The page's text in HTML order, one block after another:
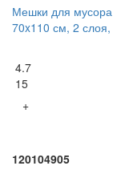
Мешки для
70x110 см, 2
4.7
15
+
120104905